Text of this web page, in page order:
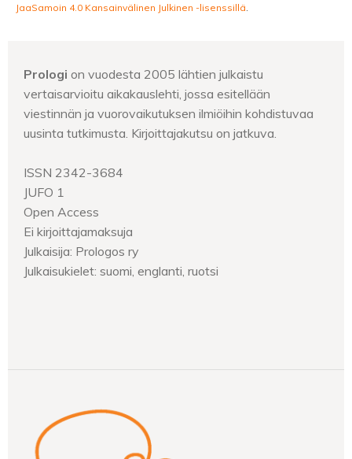
JaaSamoin 4.0 Kansainvälinen Julkinen -lisenssillä
Prologi on vuodesta 2005 lähtien julkaistu
vertaisarvioitu aikakauslehti, jossa esitellään
viestinnän ja vuorovaikutuksen ilmiöihin kohdistuvaa
uusinta tutkimusta. Kirjoittajakutsu on jatkuva.
ISSN 2342-3684
JUFO 1
Open Access
Ei kirjoittajamaksuja
Julkaisija: Prologos ry
Julkaisukielet: suomi, englanti, ruotsi